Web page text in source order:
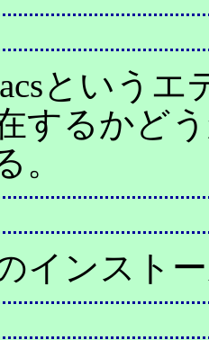
という
するかど
。
インスト